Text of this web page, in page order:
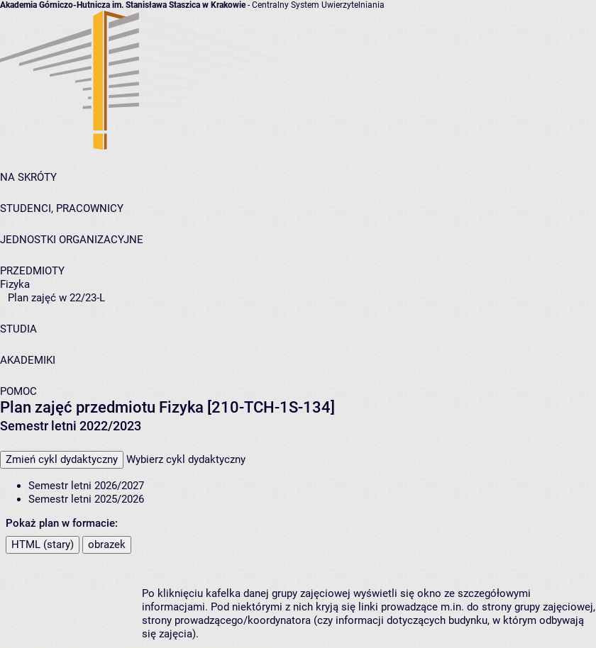
Akademia Górniczo-Hutnicza im. Stanisława Staszica w Krakowie- Centralny System Uwierzytelniania
NA SKRÓTY
STUDENCI, PRACOWNICY
JEDNOSTKI ORGANIZACYJNE
PRZEDMIOTY
Fizyka
Plan zajęć w 22/23-L
STUDIA
AKADEMIKI
POMOC
Plan zajęć przedmiotu Fizyka [210-TCH-1S-134]
Semestr letni 2022/2023
Zmień cykl dydaktyczny Wybierz cykl dydaktyczny
Semestr letni 2026/2027
Semestr letni 2025/2026
Pokaż plan w formacie:
HTML (stary)
obrazek
Po kliknięciu kafelka danej grupy zajęciowej wyświetli się okno ze szczegółowymi
informacjami. Pod niektórymi z nich kryją się linki prowadzące m.in. do strony grupy zajęciowej,
strony prowadzącego/koordynatora (czy informacji dotyczących budynku, w którym odbywają
się zajęcia).